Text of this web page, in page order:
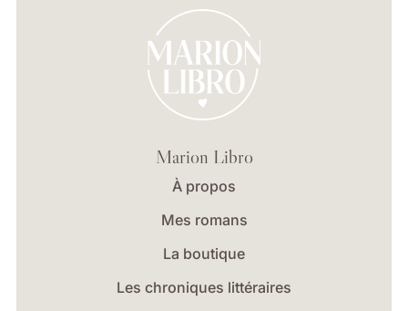
Marion Libro
À propos
Mes romans
La boutique
Les chroniques littéraires